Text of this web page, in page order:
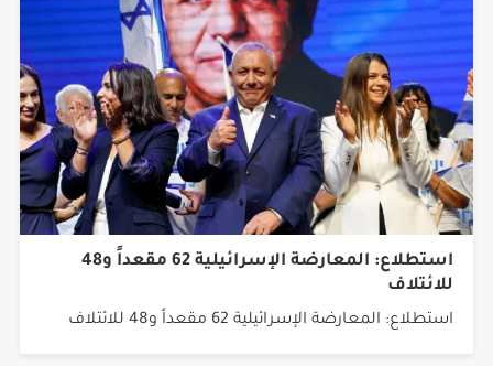
استطلاع: المعارضة الإسرائيلية 62 مقعداً و48
للائتلاف
استطلاع: المعارضة الإسرائيلية 62 مقعداً و48 للائتلاف